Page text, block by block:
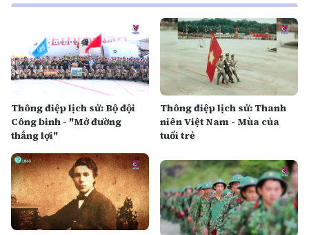
Thông điệp lịch sử: Bộ đội
Công binh - "Mở đường
thắng lợi"
Thông điệp lịch sử: Thanh
niên Việt Nam - Mùa của
tuổi trẻ